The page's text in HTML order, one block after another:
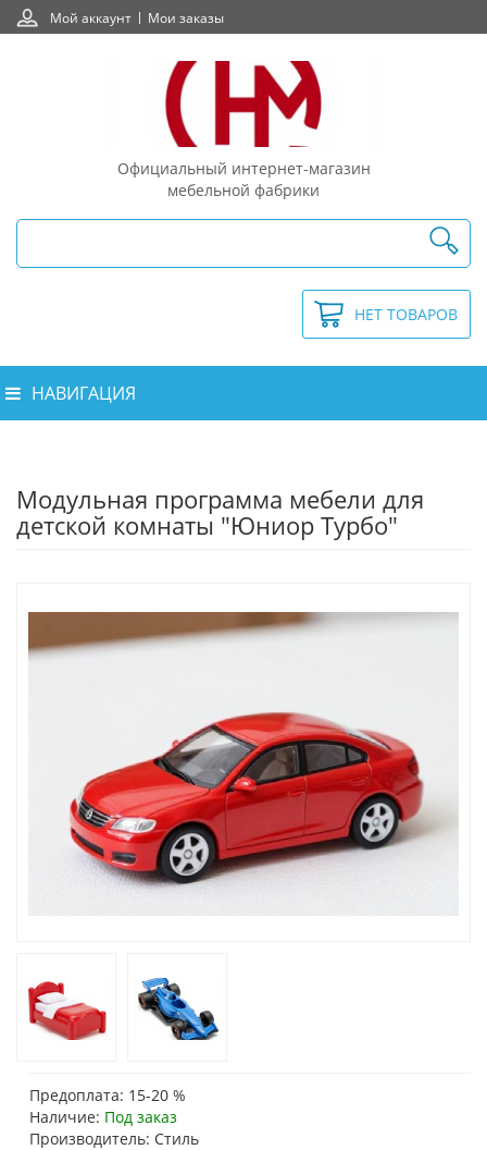
Мой аккаунт Мои заказы
Официальный интернет-магазин
мебельной фабрики
НЕТ ТОВАРОВ
НАВИГАЦИЯ
Модульная программа мебели для
детской комнаты "Юниор Турбо"
Предоплата: 15-20 %
Наличие: Под заказ
Производитель: Стиль